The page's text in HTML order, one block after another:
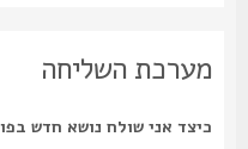
מערכת השליחה
כיצד אני שולח נושא חדש בפורום?